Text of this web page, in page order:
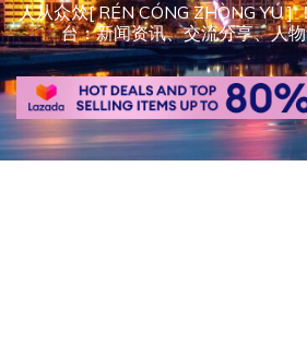
人从众𠈌[ RÉN CÓNG ZHÒNG YÚ ]
台：新闻资讯、交流分享、人